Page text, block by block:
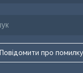
Повідомити про помилку